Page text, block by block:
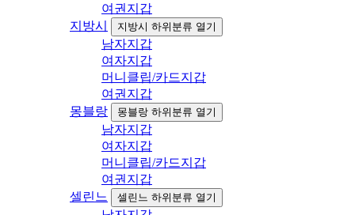
여권지갑
지방시
지방시 하위분류 열기
남자지갑
여자지갑
머니클립/카드지갑
여권지갑
몽블랑
몽블랑 하위분류 열기
남자지갑
여자지갑
머니클립/카드지갑
여권지갑
셀린느
셀린느 하위분류 열기